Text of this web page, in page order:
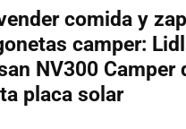
comida y
camper:
NV300 Camper
placa solar